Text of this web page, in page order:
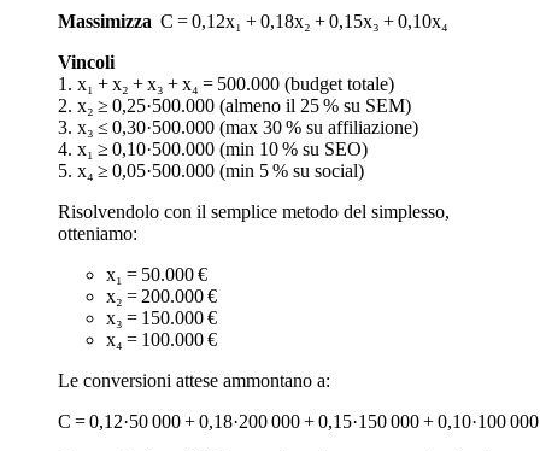
Massimizza C = 0,12x₁ + 0,18x₂ + 0,15x₃ + 0,10x₄
Vincoli
1. x₁ + x₂ + x₃ + x₄ = 500.000 (budget totale)
2. x₂ ≥ 0,25·500.000 (almeno il 25 % su SEM)
3. x₃ ≤ 0,30·500.000 (max 30 % su affiliazione)
4. x₁ ≥ 0,10·500.000 (min 10 % su SEO)
5. x₄ ≥ 0,05·500.000 (min 5 % su social)
Risolvendolo con il semplice metodo del simplesso,
otteniamo:
x₁ = 50.000 €
x₂ = 200.000 €
x₃ = 150.000 €
x₄ = 100.000 €
Le conversioni attese ammontano a:
C = 0,12·50 000 + 0,18·200 000 + 0,15·150 000 + 0,10·100